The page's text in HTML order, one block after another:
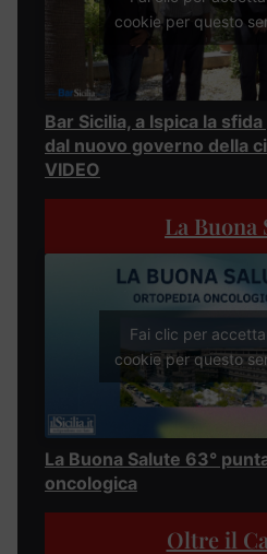
cookie per questo
Bar Sicilia, a Ispica la
dal nuovo governo della
VIDEO
La Buona
Fai clic per
cookie per questo
La Buona Salute 63°
oncologica
Oltre il